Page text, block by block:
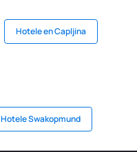
Hotele en Capljina
Hotele Swakopmund